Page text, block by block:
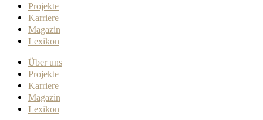
Projekte
Karriere
Magazin
Lexikon
Über uns
Projekte
Karriere
Magazin
Lexikon